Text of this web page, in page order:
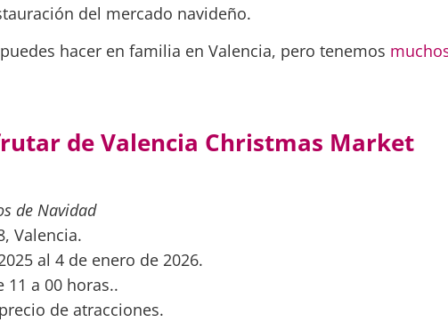
del mercado navideño.
hacer en familia en Valencia, pero tenemos
de Valencia Christmas Market
de Navidad
Valencia.
al 4 de enero de 2026.
11 a 00 horas..
de atracciones.